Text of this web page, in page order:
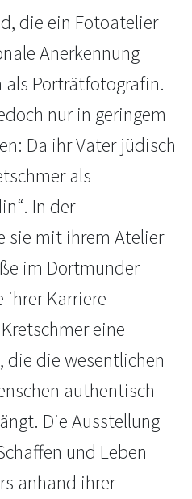
die ein Fotoatelier
Anerkennung
als Porträtfotografin.
nur in geringem
Da ihr Vater jüdisch
als
In der
sie mit ihrem Atelier
im Dortmunder
ihrer Karriere
eine
die die wesentlichen
authentisch
Die Ausstellung
und Leben
anhand ihrer